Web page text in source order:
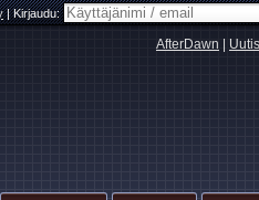
|Kirjaudu:
AfterDawn